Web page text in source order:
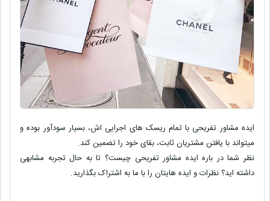
ایده مشاور تفریحی با تمام ریسک های اجرایی اش، بسیار سودآور بوده و
میتواند با یافتن مشتریان ثابت، بقای خود را تضمین کند.
نظر شما در باره ایده مشاور تفریحی چیست؟ تا به حال تجربه مشابهی
داشته اید؟ نظرات و ایده هایتان را با ما به اشتراک بگذارید.